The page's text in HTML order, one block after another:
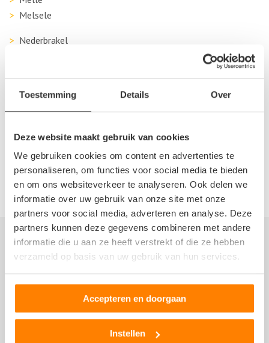
Toestemming Details Over
Deze website maakt gebruik van cookies
We gebruiken cookies om content en advertenties te
personaliseren, om functies voor social media te bieden
en om ons websiteverkeer te analyseren. Ook delen we
informatie over uw gebruik van onze site met onze
partners voor social media, adverteren en analyse. Deze
partners kunnen deze gegevens combineren met andere
informatie die u aan ze heeft verstrekt of die ze hebben
verzameld op basis van uw gebruik van hun services.
Accepteren en doorgaan
Instellen
Melsele
Nederbrakel
Wetteren
Wichelen
Zaffelare
Zele
Autosloperij informatie
(Stroom)verdeler
Voorbumper
Stuurhuishoes